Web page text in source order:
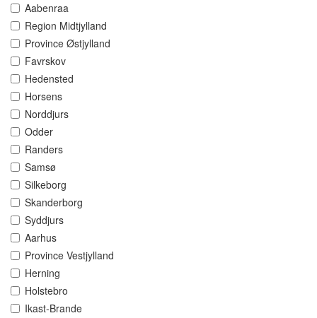
Aabenraa
Region Midtjylland
Province Østjylland
Favrskov
Hedensted
Horsens
Norddjurs
Odder
Randers
Samsø
Silkeborg
Skanderborg
Syddjurs
Aarhus
Province Vestjylland
Herning
Holstebro
Ikast-Brande